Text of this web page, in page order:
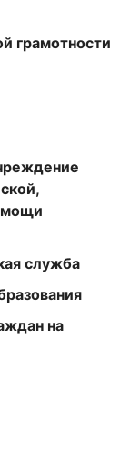
грамотности
служба
на